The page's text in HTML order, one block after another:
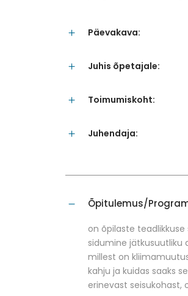
Päevakava:
Juhis õpetajale:
Toimumiskoht:
Juhendaja:
Õpitulemus/
on õpilaste
sidumine jätkusuutliku
millest on
kahju ja kuidas saaks
erinevast seisukohast,